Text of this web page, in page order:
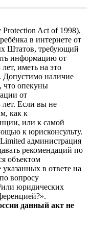
Protection Act of 1998),
в интернете от
Штатов, требующий
информацию от
иметь на это
Допустимо наличие
что опекуны
от
Если вы не
как к
или к самой
к юрисконсульту.
администрация
рекомендаций по
объектом
в ответе на
вопросу
или юридических
данный акт не